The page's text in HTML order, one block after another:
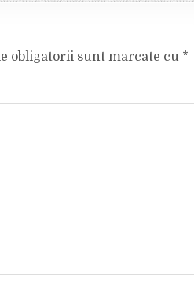
obligatorii sunt marcate cu *